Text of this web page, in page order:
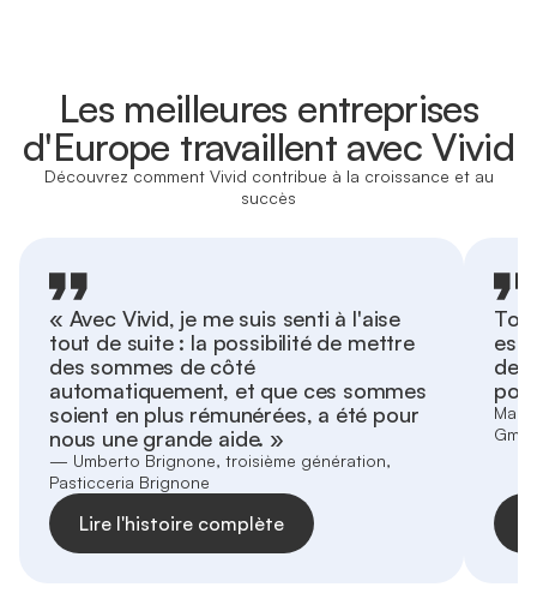
Les meilleures entreprises
d'Europe travaillent avec Vivid
Découvrez comment Vivid contribue à la croissance et au
succès
« Avec Vivid, je me suis senti à l'aise
tout de suite : la possibilité de mettre
des sommes de côté
automatiquement, et que ces sommes
soient en plus rémunérées, a été pour
nous une grande aide. »
— Umberto Brignone, troisième génération,
Pasticceria Brignone
Lire l'histoire complète
est
de